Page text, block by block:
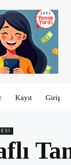
Kayıt Giriş